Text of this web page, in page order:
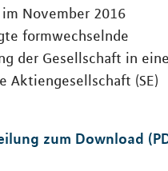
November 2016
formwechselnde
der Gesellschaft in eine
Aktiengesellschaft (SE)
zum Download